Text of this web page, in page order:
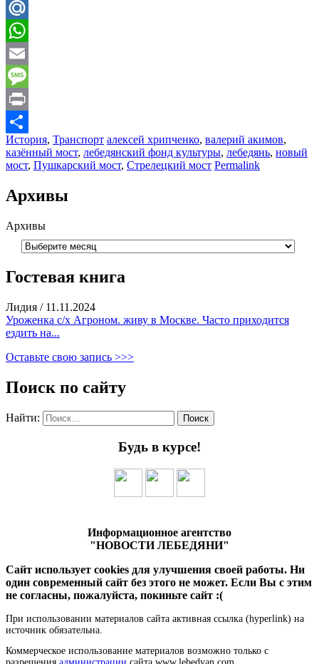
Telegram
Mail.Ru
WhatsApp
Email
Message
Print
Отправить
История, Транспорт алексей хрипченко, валерий акимов,
казённый мост, лебедянский фонд культуры, лебедянь, новый
мост, Пушкарский мост, Стрелецкий мост Permalink
Архивы
Архивы
Гостевая книга
Лидия / 11.11.2024
Уроженка с/х Агроном. живу в Москве. Часто приходится
ездить на...
Оставьте свою запись >>>
Поиск по сайту
Найти:
Будь в курсе!
Информационное агентство
"НОВОСТИ ЛЕБЕДЯНИ"
Сайт использует cookies для улучшения своей работы. Ни
один современный сайт без этого не может. Если Вы с этим
не согласны, пожалуйста, покиньте сайт :(
При использовании материалов сайта активная ссылка (hyperlink) на
источник обязательна.
Коммерческое использование материалов возможно только с